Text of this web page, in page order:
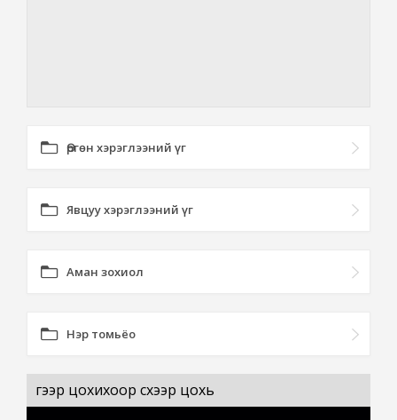
Өргөн хэрэглээний үг
Явцуу хэрэглээний үг
Аман зохиол
Нэр томьёо
үгээр цохихоор сүхээр цохь